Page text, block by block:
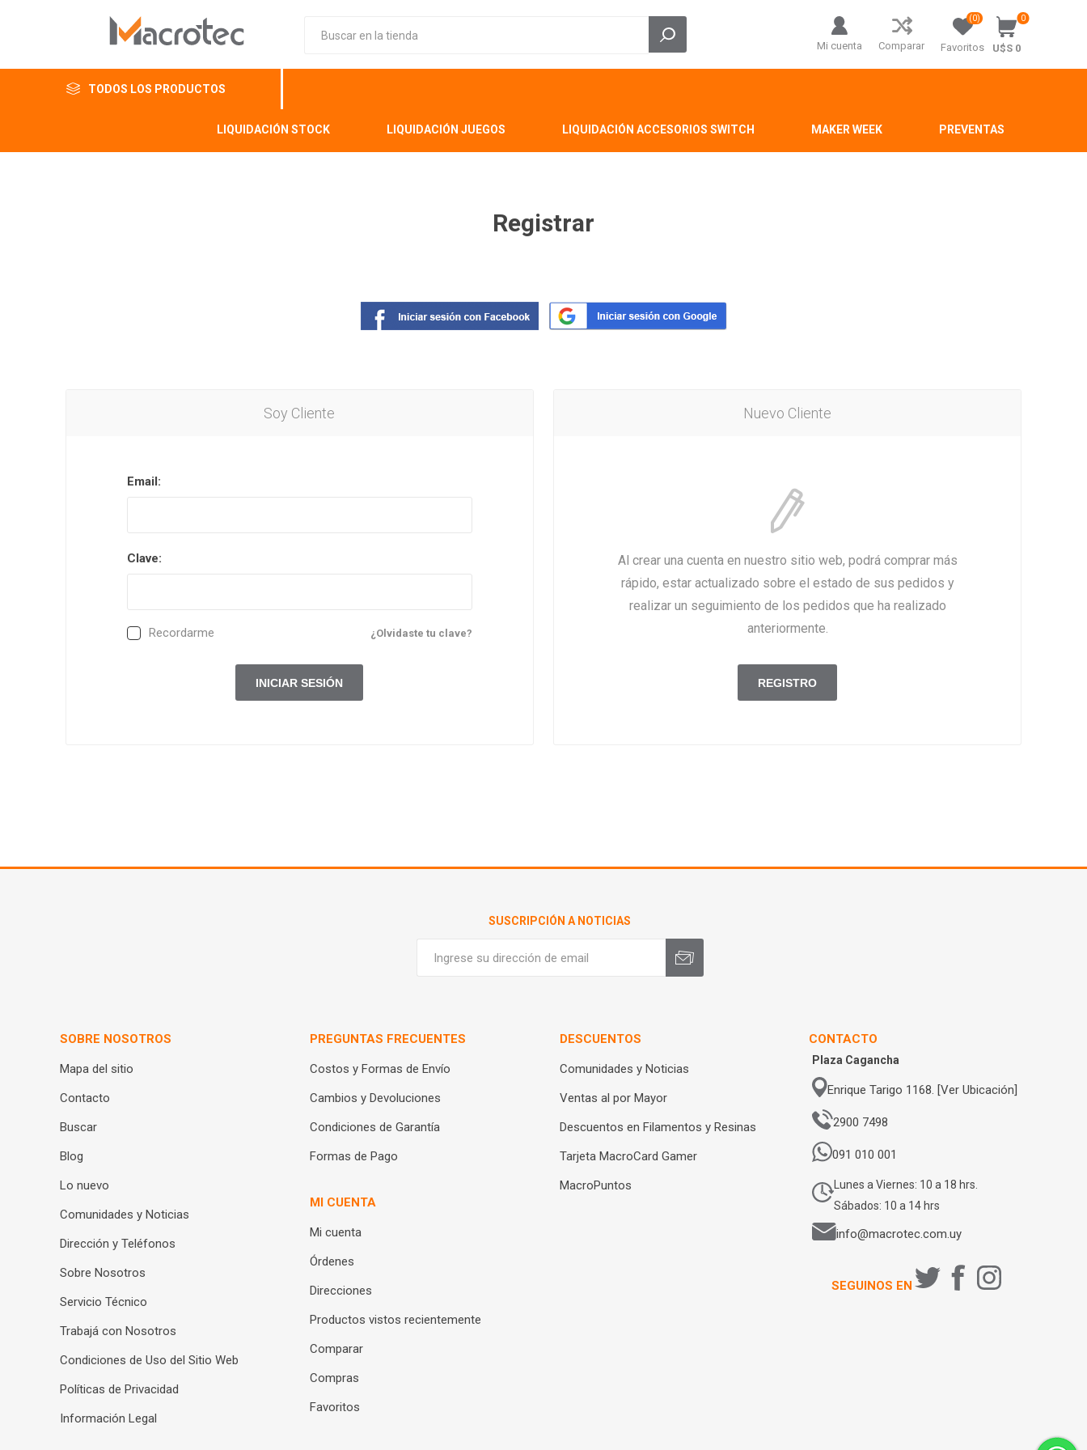
Mi cuenta Comparar Favoritos
(0) 0
U$S 0
TODOS LOS PRODUCTOS
LIQUIDACIÓN STOCK LIQUIDACIÓN JUEGOS LIQUIDACIÓN ACCESORIOS SWITCH MAKER WEEK PREVENTAS
Registrar
Soy Cliente
Email:
Clave:
¿Olvidaste tu clave?
Recordarme
Nuevo Cliente
Al crear una cuenta en nuestro sitio web, podrá comprar más
rápido, estar actualizado sobre el estado de sus pedidos y
realizar un seguimiento de los pedidos que ha realizado
anteriormente.
SUSCRIPCIÓN A NOTICIAS
SOBRE NOSOTROS
Mapa del sitio
Contacto
Buscar
Blog
Lo nuevo
Comunidades y Noticias
Dirección y Teléfonos
Sobre Nosotros
Servicio Técnico
Trabajá con Nosotros
Condiciones de Uso del Sitio Web
Políticas de Privacidad
Información Legal
PREGUNTAS FRECUENTES
Costos y Formas de Envío
Cambios y Devoluciones
Condiciones de Garantía
Formas de Pago
MI CUENTA
Mi cuenta
Órdenes
Direcciones
Productos vistos recientemente
Comparar
Compras
Favoritos
DESCUENTOS
Comunidades y Noticias
Ventas al por Mayor
Descuentos en Filamentos y Resinas
Tarjeta MacroCard Gamer
MacroPuntos
CONTACTO
Plaza Cagancha
Enrique Tarigo 1168. [Ver Ubicación]
2900 7498
091 010 001
Lunes a Viernes: 10 a 18 hrs.
Sábados: 10 a 14 hrs
info@macrotec.com.uy
SEGUINOS EN